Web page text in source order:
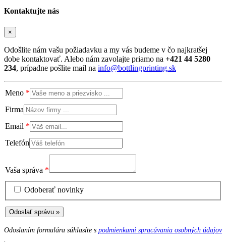
Kontaktujte nás
×
Odošlite nám vašu požiadavku a my vás budeme v čo najkratšej
dobe kontaktovať. Alebo nám zavolajte priamo na +421 44 5280
234, prípadne pošlite mail na info@bottlingprinting.sk
Meno
Firma
Email
Telefón
Vaša správa
Odoberať novinky
Odoslať správu »
Odoslaním formulára súhlasíte s podmienkami spracúvania osobných údajov
.